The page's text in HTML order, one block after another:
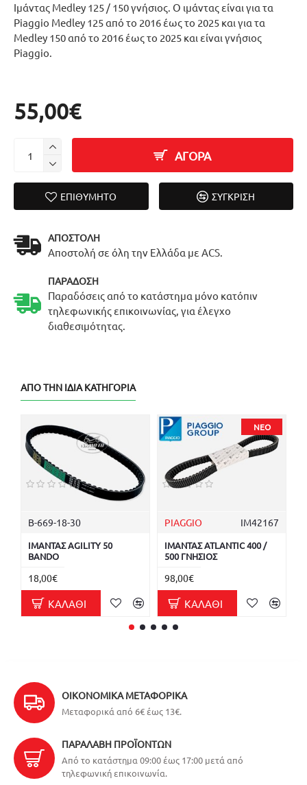
Ιμάντας Medley 125 / 150 γνήσιος. Ο ιμάντας είναι για τα
Piaggio Medley 125 από το 2016 έως το 2025 και για τα
Medley 150 από το 2016 έως το 2025 και είναι γνήσιος
Piaggio.
55,00€
ΑΓΟΡΑ
ΕΠΙΘΥΜΗΤΌ ΣΎΓΚΡΙΣΗ
ΑΠΟΣΤΟΛΉ
Αποστολή σε όλη την Ελλάδα με ACS.
ΠΑΡΆΔΟΣΗ
Παραδόσεις από το κατάστημα μόνο κατόπιν
τηλεφωνικής επικοινωνίας, για έλεγχο
διαθεσιμότητας.
ΑΠΌ ΤΗΝ ΊΔΙΑ ΚΑΤΗΓΟΡΊΑ
B-669-18-30
ΙΜΑΝΤΑΣ AGILITY 50
BANDO
18,00€
ΚΑΛΆΘΙ
ΝΈΟ
PIAGGIO ΙΜ42167
ΙΜΑΝΤΑΣ ATLANTIC 400 /
500 ΓΝΗΣΙΟΣ
98,00€
ΚΑΛΆΘΙ
ΟΙΚΟΝΟΜΙΚΆ ΜΕΤΑΦΟΡΙΚΆ
Μεταφορικά από 6€ έως 13€.
ΠΑΡΑΛΑΒΉ ΠΡΟΪΌΝΤΩΝ
Από το κατάστημα 09:00 έως 17:00 μετά από
τηλεφωνική επικοινωνία.